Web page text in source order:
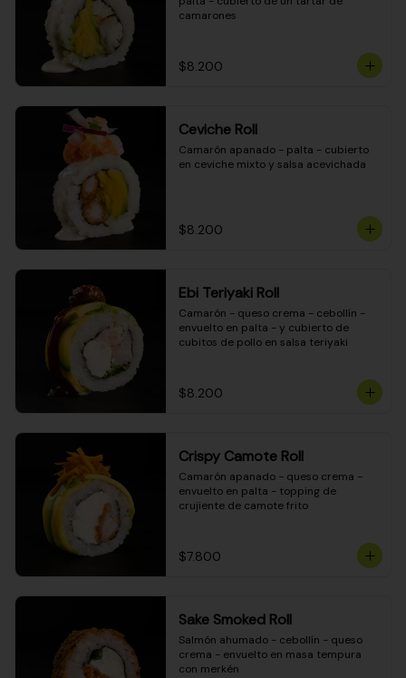
camarones
$8.200
Ceviche Roll
Camarón apanado - palta - cubierto
en ceviche mixto y salsa acevichada
$8.200
Ebi Teriyaki Roll
Camarón - queso crema - cebollín -
envuelto en palta - y cubierto de
cubitos de pollo en salsa teriyaki
$8.200
Crispy Camote Roll
Camarón apanado - queso crema -
envuelto en palta - topping de
crujiente de camote frito
$7.800
Sake Smoked Roll
Salmón ahumado - cebollín - queso
crema - envuelto en masa tempura
con merkén